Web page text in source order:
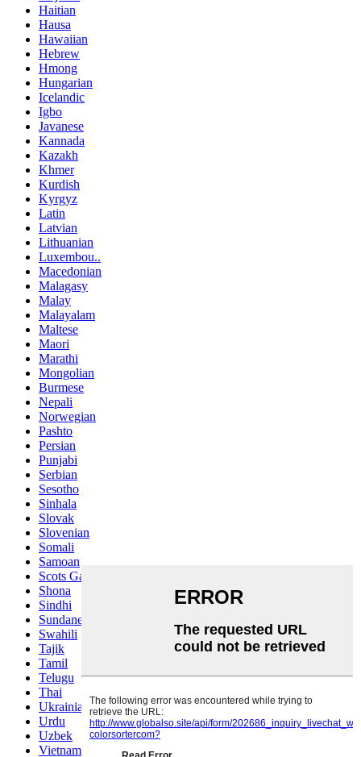
Haitian
Hausa
Hawaiian
Hebrew
Hmong
Hungarian
Icelandic
Igbo
Javanese
Kannada
Kazakh
Khmer
Kurdish
Kyrgyz
Latin
Latvian
Lithuanian
Luxembou..
Macedonian
Malagasy
Malay
Malayalam
Maltese
Maori
Marathi
Mongolian
Burmese
Nepali
Norwegian
Pashto
Persian
Punjabi
Serbian
Sesotho
Sinhala
Slovak
Slovenian
Somali
Samoan
Scots Gaelic
Shona
Sindhi
Sundanese
Swahili
Tajik
Tamil
Telugu
Thai
Ukrainian
Urdu
Uzbek
Vietnamese